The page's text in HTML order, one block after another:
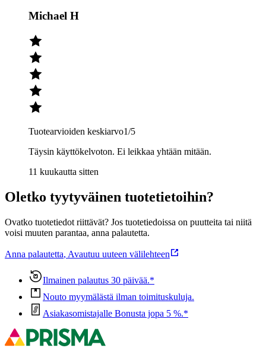
Michael H
Tuotearvioiden keskiarvo1/5
Täysin käyttökelvoton. Ei leikkaa yhtään mitään.
11 kuukautta sitten
Oletko tyytyväinen tuotetietoihin?
Ovatko tuotetiedot riittävät? Jos tuotetiedoissa on puutteita tai niitä
voisi muuten parantaa, anna palautetta.
Anna palautetta, Avautuu uuteen välilehteen
Ilmainen palautus 30 päivää.*
Nouto myymälästä ilman toimituskuluja.
Asiakasomistajalle Bonusta jopa 5 %.*